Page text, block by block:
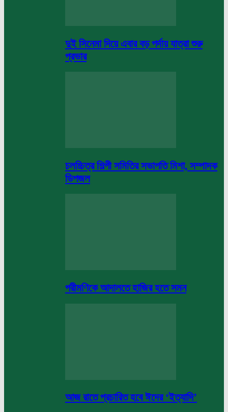
দুই সিনেমা দিয়ে এবার বড় পর্দায় যাত্রা শুরু
প্রভার
চলচ্চিত্র শিল্পী সমিতির সভাপতি মিশা, সম্পাদক
ডিপজল
পরীমণিকে আদালতে হাজির হতে সমন
আজ রাতে প্রচারিত হবে ঈদের ‘ইত্যাদি’